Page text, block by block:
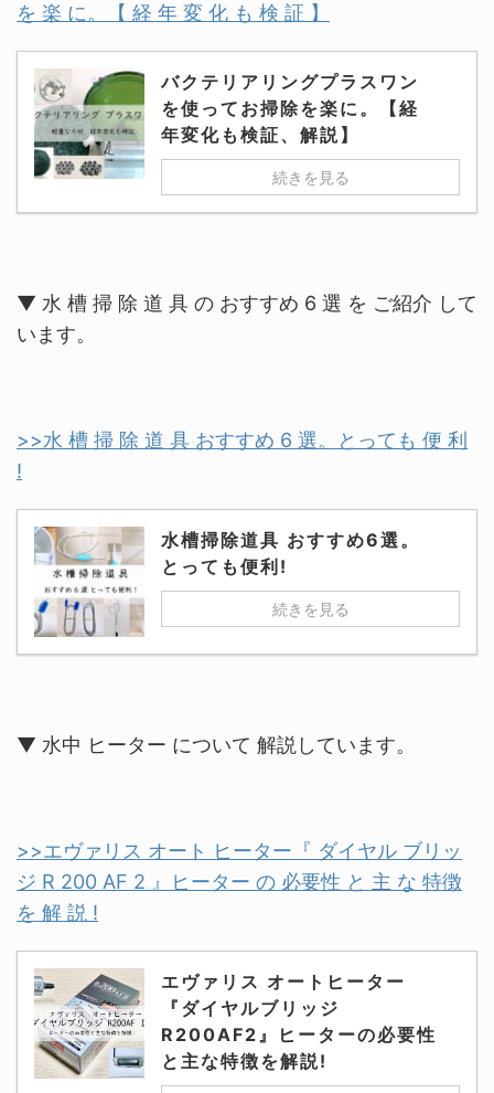
を 楽 に。【 経 年 変 化 も 検 証 】
バクテリアリングプラスワン
を使ってお掃除を楽に。【経
年変化も検証、解説】
続きを見る
▼ 水 槽 掃 除 道 具 の おすすめ 6 選 を ご紹介 して
います。
>>水 槽 掃 除 道 具 おすすめ 6 選。とっても 便 利
!
水槽掃除道具 おすすめ6選。
とっても便利!
続きを見る
▼ 水中 ヒーター について 解説しています。
>>エヴァリス オート ヒーター『 ダイヤル ブリッ
ジ R 200 AF 2 』ヒーター の 必要性 と 主 な 特徴
を 解 説 !
エヴァリス オートヒーター
『ダイヤルブリッジ
R200AF2』ヒーターの必要性
と主な特徴を解説!